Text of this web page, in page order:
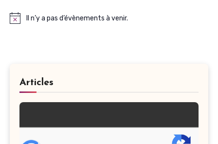
Notice Il n’y a pas d’évènements à venir.
Articles